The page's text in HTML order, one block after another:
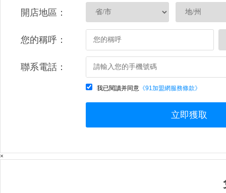
開店地區：
您的稱呼：
聯系電話：
我已閱讀并同意 《91加盟網服務條款》
立即獲取
×